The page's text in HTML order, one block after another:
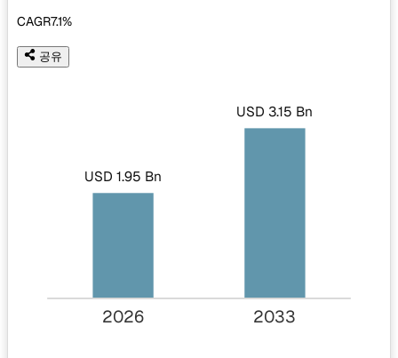
CAGR7.1%
공유
USD 1.95 Bn
USD 3.15 Bn
2026 2033